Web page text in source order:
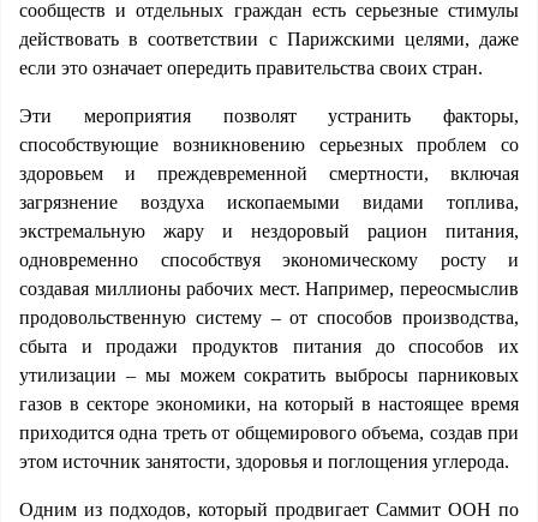
сообществ и отдельных граждан есть серьезные стимулы
действовать в соответствии с Парижскими целями, даже
если это означает опередить правительства своих стран.
Эти мероприятия позволят устранить факторы,
способствующие возникновению серьезных проблем со
здоровьем и преждевременной смертности, включая
загрязнение воздуха ископаемыми видами топлива,
экстремальную жару и нездоровый рацион питания,
одновременно способствуя экономическому росту и
создавая миллионы рабочих мест. Например, переосмыслив
продовольственную систему – от способов производства,
сбыта и продажи продуктов питания до способов их
утилизации – мы можем сократить выбросы парниковых
газов в секторе экономики, на который в настоящее время
приходится одна треть от общемирового объема, создав при
этом источник занятости, здоровья и поглощения углерода.
Одним из подходов, который продвигает Саммит ООН по